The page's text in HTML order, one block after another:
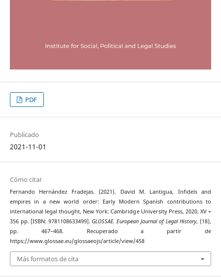
PDF
Publicado
2021-11-01
Cómo citar
Fernando Hernández Fradejas. (2021). David M. Lantigua, Infidels and
empires in a new world order: Early Modern Spanish contributions to
international legal thought, New York: Cambridge University Press, 2020, XV +
356 pp. [ISBN: 9781108633499].GLOSSAE. European Journal of Legal History, (18),
pp. 467–468. Recuperado a partir de
https://www.glossae.eu/glossaeojs/article/view/458
Más formatos de cita